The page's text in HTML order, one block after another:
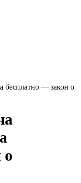
бесплатно — закон о
о